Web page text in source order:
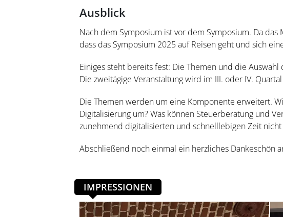
Ausblick
Nach dem Symposium ist vor dem Symposium. Da
dass das Symposium 2025 auf Reisen geht und sich
Einiges steht bereits fest: Die Themen und die
Die zweitägige Veranstaltung wird im III. oder IV.
Die Themen werden um eine Komponente erweitert.
Digitalisierung um? Was können Steuerberatung und
zunehmend digitalisierten und schnelllebigen Zeit nicht
Abschließend noch einmal ein herzliches Dankeschön
IMPRESSIONEN